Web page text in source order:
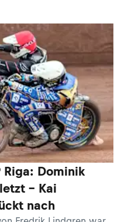
Riga: Dominik
– Kai
nach